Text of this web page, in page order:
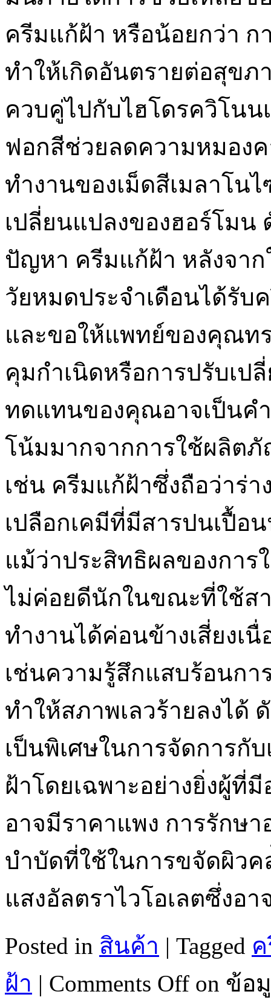
ครีมแก้ฝ้า หรือน้อยกว่า
ทำให้เกิดอันตรายต่อสุข
ควบคู่ไปกับไฮโดรควิโน
ฟอกสีช่วยลดความหมอง
ทำงานของเม็ดสีเมลาโน
เปลี่ยนแปลงของฮอร์โมน
ปัญหา ครีมแก้ฝ้า หลังจา
วัยหมดประจำเดือนได้รั
และขอให้แพทย์ของคุณทร
คุมกำเนิดหรือการปรับเป
ทดแทนของคุณอาจเป็นค
โน้มมากจากการใช้ผลิต
เช่น ครีมแก้ฝ้าซึ่งถือว่าร่
เปลือกเคมีที่มีสารปนเปื้อ
แม้ว่าประสิทธิผลของการ
ไม่ค่อยดีนักในขณะที่ใช้ส
ทำงานได้ค่อนข้างเสี่ยงเ
เช่นความรู้สึกแสบร้อนกา
ทำให้สภาพเลวร้ายลงได้
เป็นพิเศษในการจัดการกั
ฝ้าโดยเฉพาะอย่างยิ่งผู้ที่
อาจมีราคาแพง การรักษา
บำบัดที่ใช้ในการขจัดผิว
แสงอัลตราไวโอเลตซึ่งอ
Posted in สินค้า | Tagged
ฝ้า | Comments Off on ข้อ